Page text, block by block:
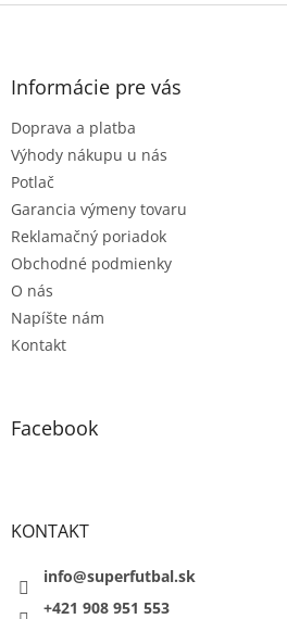
Z
Informácie pre vás
Doprava a platba
Výhody nákupu u nás
Potlač
Garancia výmeny tovaru
Reklamačný poriadok
Obchodné podmienky
O nás
Napíšte nám
Kontakt
Facebook
KONTAKT
info@superfutbal.sk
+421 908 951 553